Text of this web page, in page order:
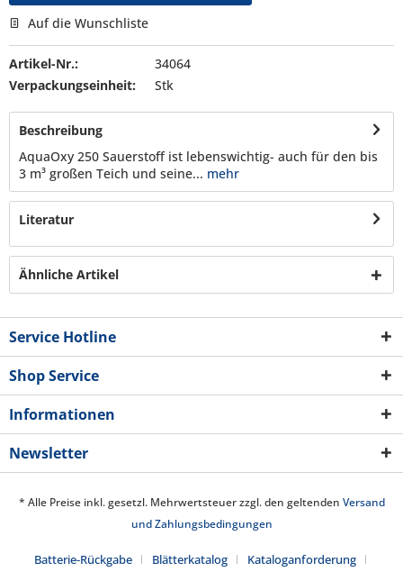
Auf die Wunschliste
Artikel-Nr.:
34064
Verpackungseinheit:
Stk
Beschreibung
AquaOxy 250 Sauerstoff ist lebenswichtig- auch für den bis
3 m³ großen Teich und seine... mehr
Literatur
Ähnliche Artikel
Service Hotline
Shop Service
Informationen
Newsletter
* Alle Preise inkl. gesetzl. Mehrwertsteuer zzgl. den geltenden Versand
und Zahlungsbedingungen
Batterie-Rückgabe Blätterkatalog Kataloganforderung